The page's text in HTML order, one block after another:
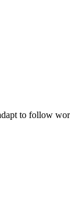
to follow